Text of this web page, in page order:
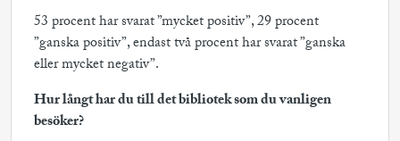
53 procent har svarat ”mycket positiv”, 29 procent
”ganska positiv”, endast två procent har svarat ”ganska
eller mycket negativ”.
Hur långt har du till det bibliotek som du vanligen
besöker?